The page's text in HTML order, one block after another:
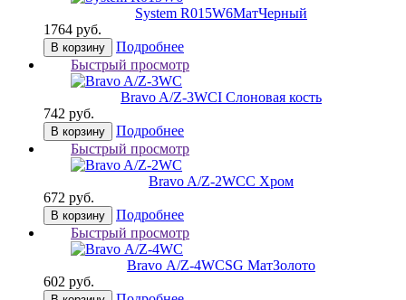
System R015W6МатЧерный
1764 руб.
В корзину
Подробнее
Быстрый просмотр
Bravo A/Z-3WCI Слоновая кость
742 руб.
В корзину
Подробнее
Быстрый просмотр
Bravo A/Z-2WCC Хром
672 руб.
В корзину
Подробнее
Быстрый просмотр
Bravo А/Z-4WCSG МатЗолото
602 руб.